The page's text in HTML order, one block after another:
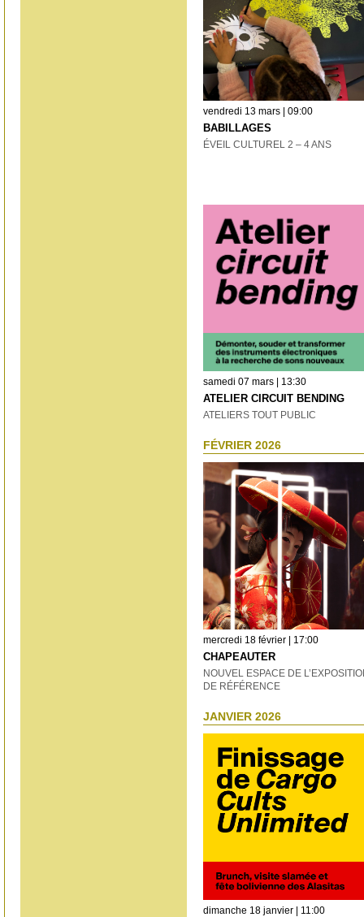
vendredi 13 mars | 09:00
BABILLAGES
ÉVEIL CULTUREL 2 – 4 ANS
samedi 07 mars | 13:30
ATELIER CIRCUIT BENDING
ATELIERS TOUT PUBLIC
FÉVRIER 2026
mercredi 18 février | 17:00
CHAPEAUTER
NOUVEL ESPACE DE
DE RÉFÉRENCE
JANVIER 2026
dimanche 18 janvier | 11:00